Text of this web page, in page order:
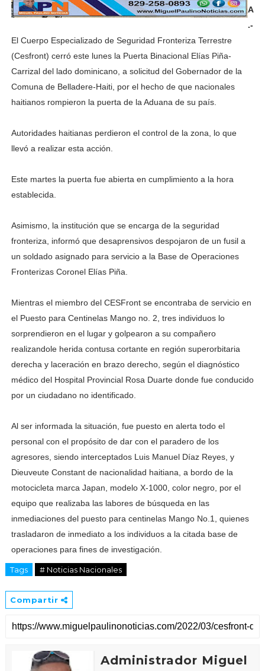
A
.-
El Cuerpo Especializado de Seguridad Fronteriza Terrestre
(Cesfront) cerró este lunes la Puerta Binacional Elías Piña-
Carrizal del lado dominicano, a solicitud del Gobernador de la
Comuna de Belladere-Haiti, por el hecho de que nacionales
haitianos rompieron la puerta de la Aduana de su país.
Autoridades haitianas perdieron el control de la zona, lo que
llevó a realizar esta acción.
Este martes la puerta fue abierta en cumplimiento a la hora
establecida.
Asimismo, la institución que se encarga de la seguridad
fronteriza, informó que desaprensivos despojaron de un fusil a
un soldado asignado para servicio a la Base de Operaciones
Fronterizas Coronel Elías Piña.
Mientras el miembro del CESFront se encontraba de servicio en
el Puesto para Centinelas Mango no. 2, tres individuos lo
sorprendieron en el lugar y golpearon a su compañero
realizandole herida contusa cortante en región superorbitaria
derecha y laceración en brazo derecho, según el diagnóstico
médico del Hospital Provincial Rosa Duarte donde fue conducido
por un ciudadano no identificado.
Al ser informada la situación, fue puesto en alerta todo el
personal con el propósito de dar con el paradero de los
agresores, siendo interceptados Luis Manuel Díaz Reyes, y
Dieuveute Constant de nacionalidad haitiana, a bordo de la
motocicleta marca Japan, modelo X-1000, color negro, por el
equipo que realizaba las labores de búsqueda en las
inmediaciones del puesto para centinelas Mango No.1, quienes
trasladaron de inmediato a los individuos a la citada base de
operaciones para fines de investigación.
Tags # Noticias Nacionales
Compartir
Administrador Miguel